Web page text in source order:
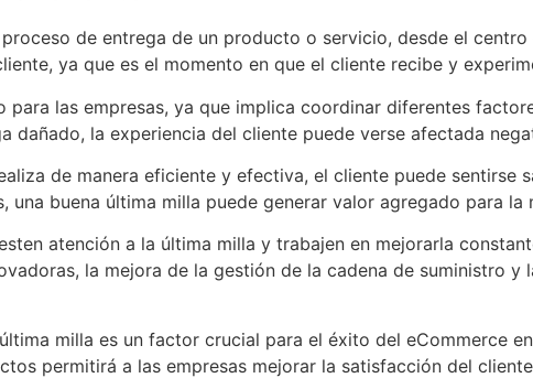
de entrega de un producto o servicio, desde el
ya que es el momento en que el cliente recibe y
para las empresas, ya que implica coordinar diferentes
dañado, la experiencia del cliente puede verse afectada
de manera eficiente y efectiva, el cliente puede sentirse
una buena última milla puede generar valor agregado para
atención a la última milla y trabajen en mejorarla
la mejora de la gestión de la cadena de suministro
milla es un factor crucial para el éxito del eCommerce
permitirá a las empresas mejorar la satisfacción del